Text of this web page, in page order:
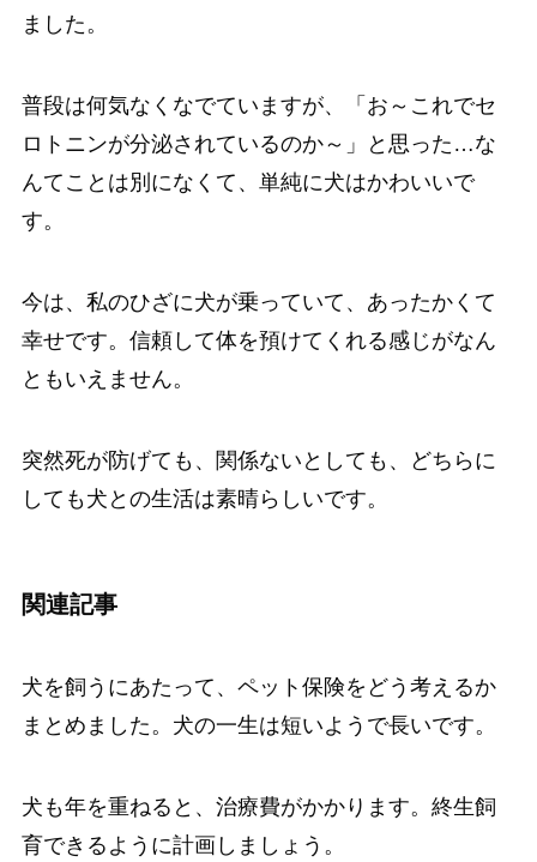
ました。
普段は何気なくなでていますが、「お～これでセ
ロトニンが分泌されているのか～」と思った…な
んてことは別になくて、単純に犬はかわいいで
す。
今は、私のひざに犬が乗っていて、あったかくて
幸せです。信頼して体を預けてくれる感じがなん
ともいえません。
突然死が防げても、関係ないとしても、どちらに
しても犬との生活は素晴らしいです。
関連記事
犬を飼うにあたって、ペット保険をどう考えるか
まとめました。犬の一生は短いようで長いです。
犬も年を重ねると、治療費がかかります。終生飼
育できるように計画しましょう。